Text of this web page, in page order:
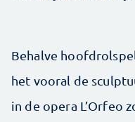
Behalve
het vooral de
in de opera L’Orfeo